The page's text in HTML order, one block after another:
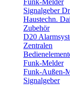
Signalgeber
Haustechn.
Zubehör
D20
Zentralen
Funk-Melder
Funk-Außen-
Signalgeber